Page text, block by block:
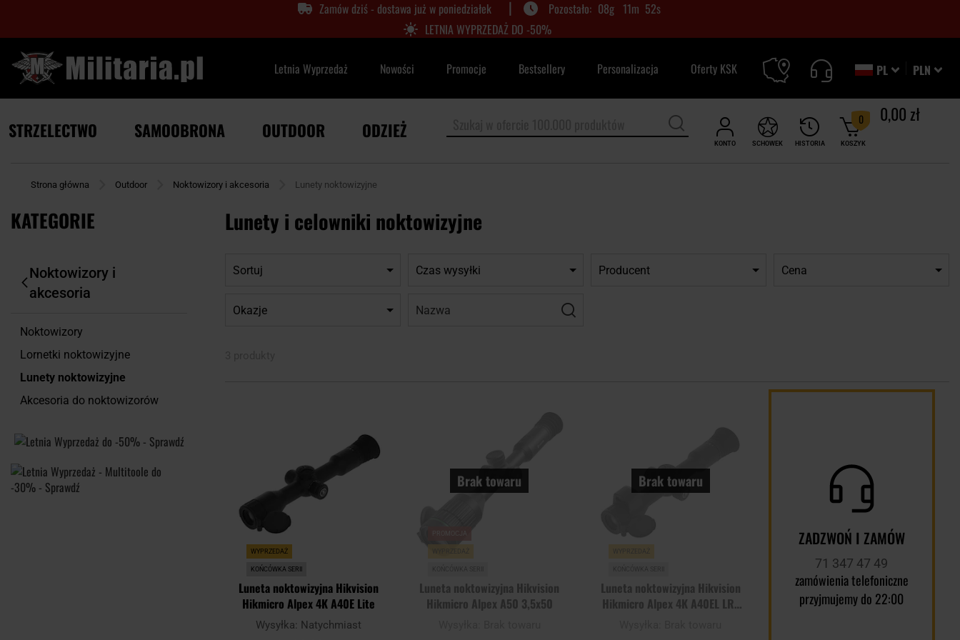
Zamów dziś - dostawa już w poniedziałek | 08g 11m 52s
LETNIA WYPRZEDAŻ DO -50%
PLN
PL
Letnia Wyprzedaż Nowości Promocje Bestsellery Personalizacja Oferty KSK
KONTO HISTORIA
SCHOWEK KOSZYK
0 0,00 zł
STRZELECTWO SAMOOBRONA OUTDOOR ODZIEŻ
Strona główna Outdoor Noktowizory i akcesoria Lunety noktowizyjne
Lunety i celowniki noktowizyjne
KATEGORIE
Noktowizory i
akcesoria
Noktowizory
Lornetki noktowizyjne
Lunety noktowizyjne
Akcesoria do noktowizorów
Sortuj Czas wysyłki Producent Cena
Okazje Filtr
WYPRZEDAŻ
KOŃCÓWKA SERII
Luneta noktowizyjna Hikvision
Hikmicro Alpex 4K A40E Lite
Wysyłka: Natychmiast
Brak towaru
PROMOCJA
WYPRZEDAŻ
Luneta noktowizyjna Hikvision
Hikmicro Alpex A50 3,5x50
Brak towaru
WYPRZEDAŻ
Luneta noktowizyjna Hikvision
Hikmicro Alpex 4K A40EL LRF
ZADZWOŃ I ZAMÓW
71 347 47 49
zamówienia telefoniczne
przyjmujemy do 22:00